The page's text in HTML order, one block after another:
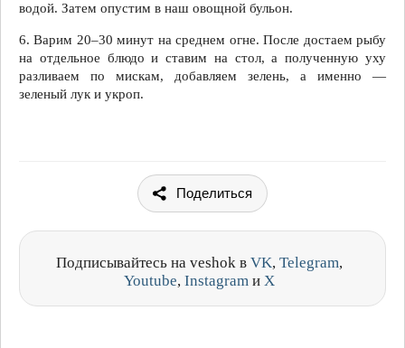
водой. Затем опустим в наш овощной бульон.
6. Варим 20–30 минут на среднем огне. После достаем рыбу
на отдельное блюдо и ставим на стол, а полученную уху
разливаем по мискам, добавляем зелень, а именно —
зеленый лук и укроп.
Поделиться
Подписывайтесь на veshok в VK, Telegram,
Youtube, Instagramи X